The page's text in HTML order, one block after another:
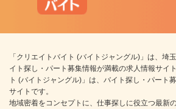
「クリエイトバイト (バイトジャングル)」は、埼
イト探し・パート募集情報が満載の求人情報サイ
ト (バイトジャングル)」は、バイト探し・パート
サイトです。
地域密着をコンセプトに、仕事探しに役立つ最新